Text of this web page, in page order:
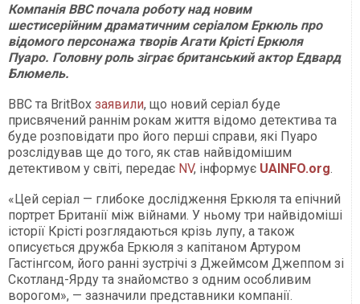
Компанія BBC почала роботу над новим
шестисерійним драматичним серіалом Еркюль про
відомого персонажа творів Агати Крісті Еркюля
Пуаро. Головну роль зіграє британський актор Едвард
Блюмель.
BBC та BritBox заявили, що новий серіал буде
присвячений раннім рокам життя відомо детектива та
буде розповідати про його перші справи, які Пуаро
розслідував ще до того, як став найвідомішим
детективом у світі, передає NV, інформує UAINFO.org.
«Цей серіал — глибоке дослідження Еркюля та епічний
портрет Британії між війнами. У ньому три найвідоміші
історії Крісті розглядаються крізь лупу, а також
описується дружба Еркюля з капітаном Артуром
Гастінгсом, його ранні зустрічі з Джеймсом Джеппом зі
Скотланд-Ярду та знайомство з одним особливим
ворогом», — зазначили представники компанії.